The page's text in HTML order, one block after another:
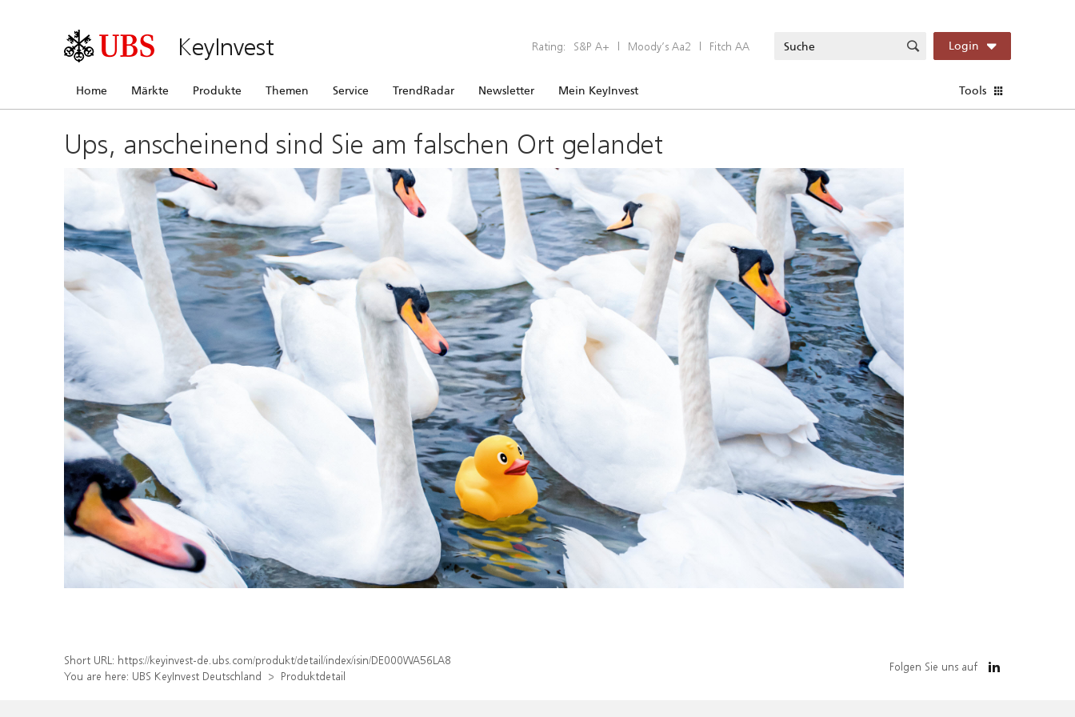
KeyInvest Rating: S&P A+ | Moody’s Aa2 | Fitch AA Login
Home Märkte Produkte Themen Service TrendRadar Newsletter Mein KeyInvest Tools
Ups, anscheinend sind Sie am falschen Ort gelandet
Short URL: https://keyinvest-de.ubs.com/produkt/detail/index/isin/DE000WA56LA8
You are here: UBS KeyInvest Deutschland Produktdetail
Folgen Sie uns auf